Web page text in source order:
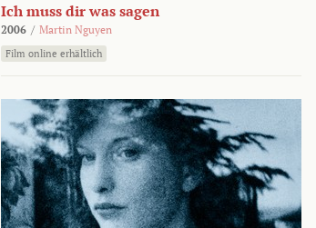
Ich muss dir was sagen
2006 / Martin Nguyen
Film online erhältlich